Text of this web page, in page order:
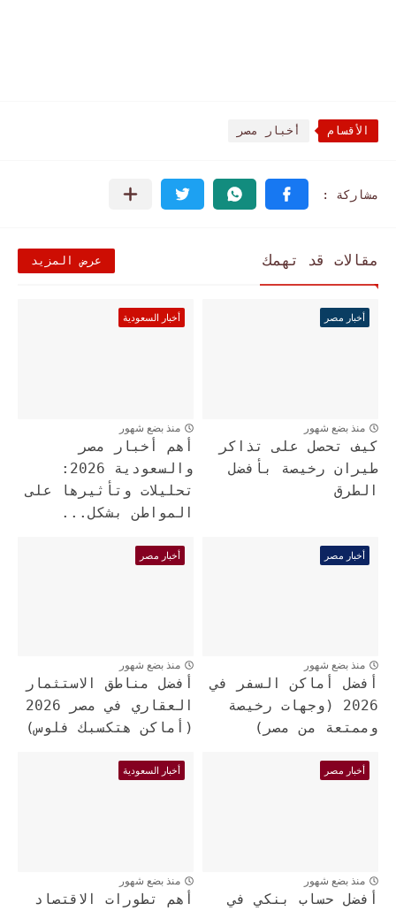
الأقسام أخبار مصر
مقالات قد تهمك عرض المزيد
أخبار مصر
منذ بضع شهور
كيف تحصل على تذاكر
طيران رخيصة بأفضل
الطرق
أخبار السعودية
منذ بضع شهور
أهم أخبار مصر
والسعودية 2026:
تحليلات وتأثيرها على
المواطن بشكل...
أخبار مصر
منذ بضع شهور
أفضل أماكن السفر في
2026 (وجهات رخيصة
وممتعة من مصر)
أخبار مصر
منذ بضع شهور
أفضل مناطق الاستثمار
العقاري في مصر 2026
(أماكن هتكسبك فلوس)
أخبار مصر
منذ بضع شهور
أفضل حساب بنكي في
أخبار السعودية
منذ بضع شهور
أهم تطورات الاقتصاد